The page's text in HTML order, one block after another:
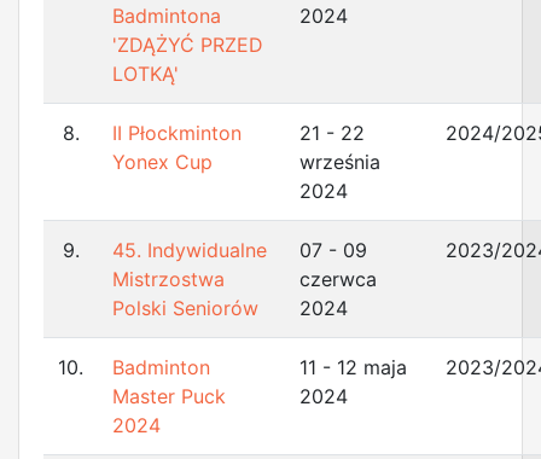
Badmintona
'ZDĄŻYĆ PRZED
LOTKĄ'
2024
8.
II Płockminton
Yonex Cup
21 - 22
września
2024
2024/
9.
45. Indywidualne
Mistrzostwa
Polski Seniorów
07 - 09
czerwca
2024
2023/
10.
Badminton
Master Puck
2024
11 - 12 maja
2024
2023/